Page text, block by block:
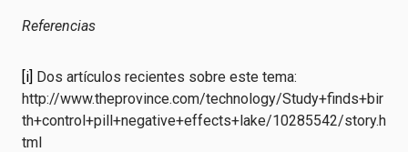
Referencias
[i] Dos artículos recientes sobre este tema:
http://www.theprovince.com/technology/Study+finds+bir
th+control+pill+negative+effects+lake/10285542/story.h
tml